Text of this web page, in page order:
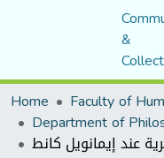
&
Home
Department of
عند إيمانويل كانط